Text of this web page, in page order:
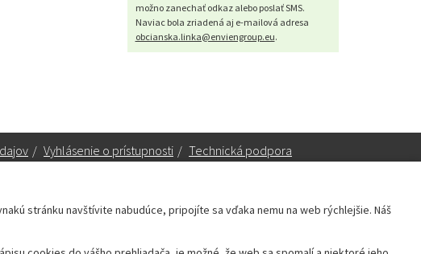
stránku navštívite nabudúce, pripojíte sa vďaka nemu na web rýchlejšie. Náš
možno zanechať odkaz alebo poslať SMS.
Naviac bola zriadená aj e-mailová adresa
obcianska.linka@enviengroup.eu.
/ Vyhlásenie o prístupnosti / Technická podpora